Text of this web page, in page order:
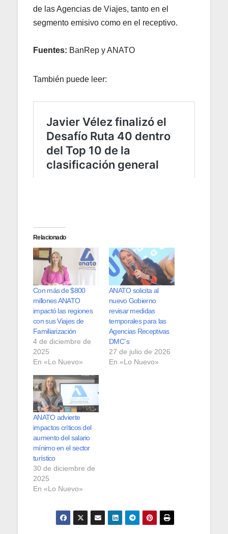
de las Agencias de Viajes, tanto en el
segmento emisivo como en el receptivo.
Fuentes: BanRep y ANATO
También puede leer:
Relacionado
Con más de $800
millones ANATO
impactó las regiones
con sus Viajes de
Familiarización
4 de diciembre de
2025
En «Lo Nuevo»
ANATO solicita al
nuevo Gobierno
revisar medidas
temporales para las
Agencias Receptivas
DMC´s
27 de julio de 2026
En «Lo Nuevo»
ANATO advierte
impactos críticos del
aumento del salario
mínimo en el sector
turístico
30 de diciembre de
2025
En «Lo Nuevo»